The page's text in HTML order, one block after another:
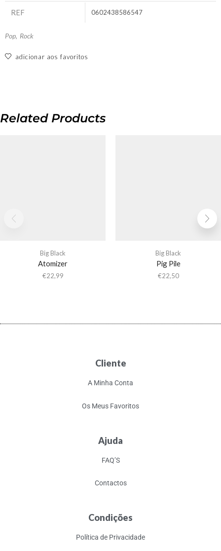
REF 0602438586547
Pop, Rock
adicionar aos favoritos
Related Products
Big Black
Atomizer
€22,99
Big Black
Pig Pile
€22,50
Cliente
A Minha Conta
Os Meus Favoritos
Ajuda
FAQ’S
Contactos
Condições
Política de Privacidade